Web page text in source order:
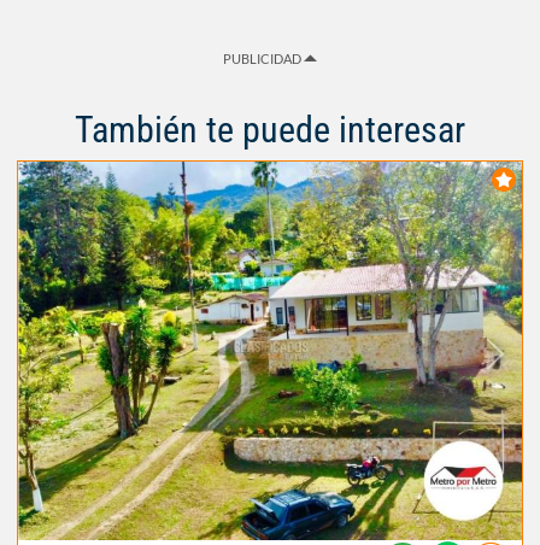
PUBLICIDAD
También te puede interesar